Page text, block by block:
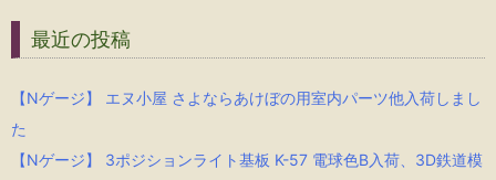
最近の投稿
【Nゲージ】 エヌ小屋 さよならあけぼの用室内パーツ他入荷しまし
た
【Nゲージ】 3ポジションライト基板 K-57 電球色B入荷、3D鉄道模